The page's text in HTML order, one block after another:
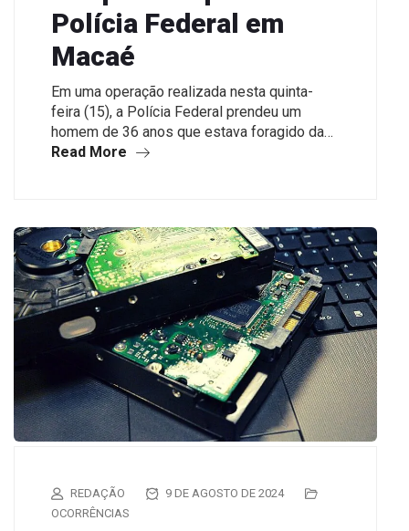
Polícia Federal em
Macaé
Em uma operação realizada nesta quinta-
feira (15), a Polícia Federal prendeu um
homem de 36 anos que estava foragido da…
Read More
REDAÇÃO
9 DE AGOSTO DE 2024
OCORRÊNCIAS